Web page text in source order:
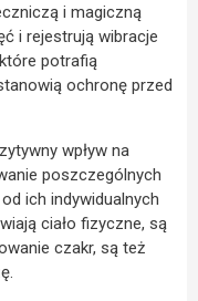
i magiczną
i rejestrują wibracje
potrafią
ochronę przed
wpływ na
poszczególnych
ich indywidualnych
ciało fizyczne, są
czakr, są też